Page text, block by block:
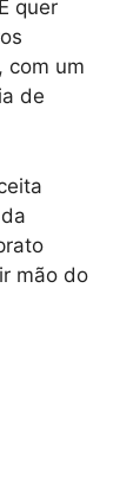
quer
com um
de
mão do